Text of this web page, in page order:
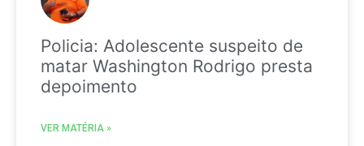
Policia: Adolescente suspeito de
matar Washington Rodrigo presta
depoimento
VER MATÉRIA »